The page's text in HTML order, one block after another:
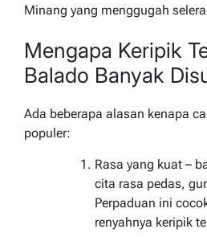
Minang yang menggugah
Mengapa Keripik
Balado Banyak
Ada beberapa alasan kenapa
populer:
Rasa yang kuat –
cita rasa pedas,
Perpaduan ini
renyahnya keripik